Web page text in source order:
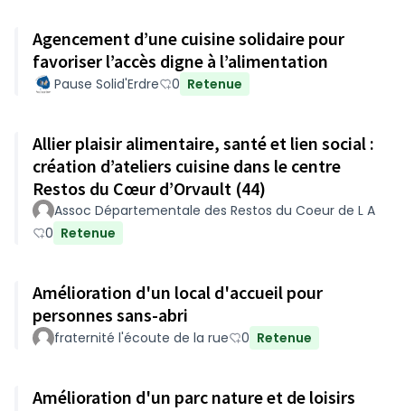
Agencement d’une cuisine solidaire pour
favoriser l’accès digne à l’alimentation
Pause Solid'Erdre 0 Retenue
Allier plaisir alimentaire, santé et lien social :
création d’ateliers cuisine dans le centre
Restos du Cœur d’Orvault (44)
Assoc Départementale des Restos du Coeur de L A
0 Retenue
Amélioration d'un local d'accueil pour
personnes sans-abri
fraternité l'écoute de la rue 0 Retenue
Amélioration d'un parc nature et de loisirs